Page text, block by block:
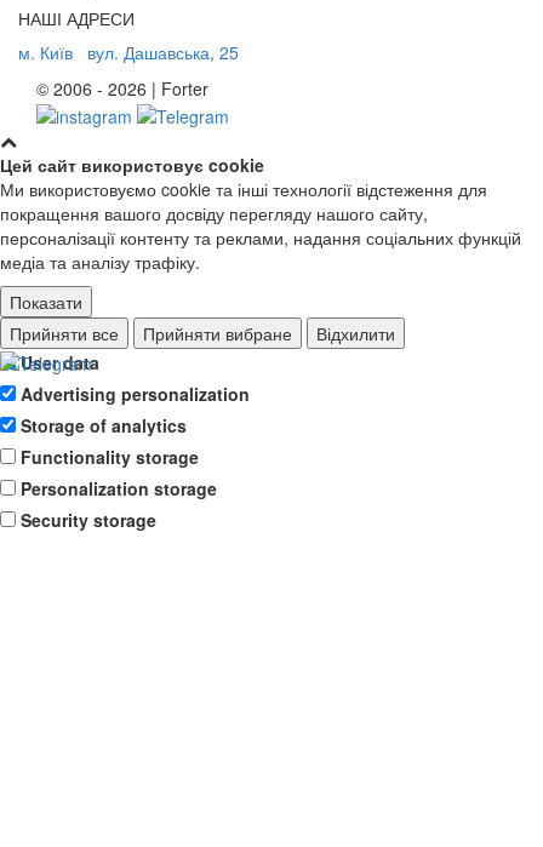
НАШІ АДРЕСИ
м. Київ
вул. Дашавська, 25
© 2006 - 2026 | Forter
Цей сайт використовує cookie
Ми використовуємо cookie та інші технології відстеження для
покращення вашого досвіду перегляду нашого сайту,
персоналізації контенту та реклами, надання соціальних функцій
медіа та аналізу трафіку.
Показати
Ad storage
User data
Advertising personalization
Storage of analytics
Functionality storage
Personalization storage
Security storage
Прийняти все Прийняти вибране Відхилити